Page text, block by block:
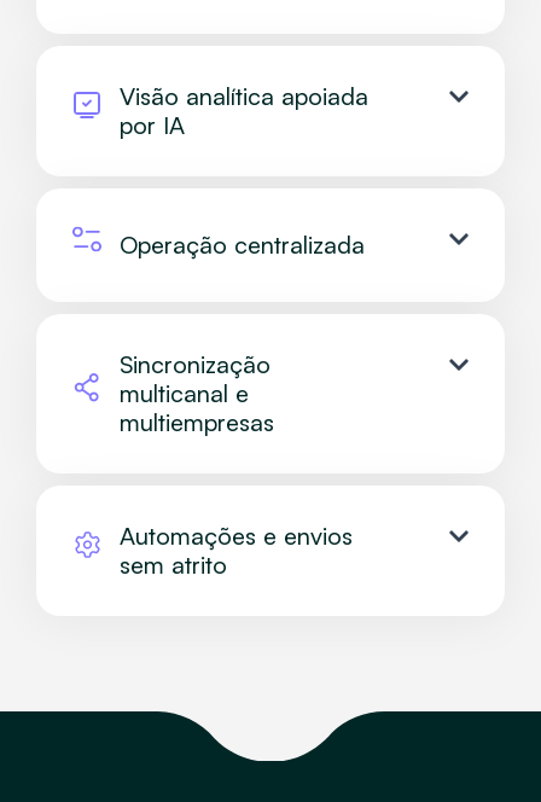
Visão analítica apoiada
por IA
Operação centralizada
Sincronização
multicanal e
multiempresas
Automações e envios
sem atrito